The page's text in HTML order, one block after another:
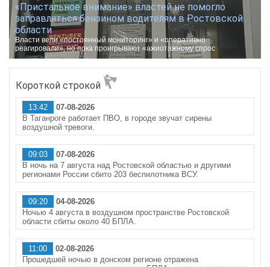
«Пристальное внимание» властей не помогло
заправляться бензином водителям в Ростовской
области
Власти вели «постоянный мониторинг» и «оперативно
реагировали», но пока проигрывают «ажиотажному спрос
Короткой строкой
13:42
07-08-2026
В Таганроге работает ПВО, в городе звучат сирены
воздушной тревоги.
09:03
07-08-2026
В ночь на 7 августа над Ростовской областью и другими
регионами России сбито 203 беспилотника ВСУ.
09:20
04-08-2026
Ночью 4 августа в воздушном пространстве Ростовской
области сбиты около 40 БПЛА.
11:00
02-08-2026
Прошедшей ночью в донском регионе отражена